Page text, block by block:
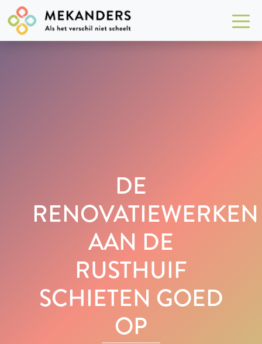
DE
RENOVATIEWERKEN
AAN DE
RUSTHUIF
SCHIETEN GOED
OP